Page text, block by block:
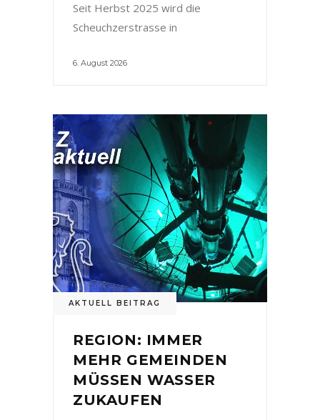
Seit Herbst 2025 wird die
Scheuchzerstrasse in
6. August 2026
AKTUELL BEITRAG
REGION: IMMER
MEHR GEMEINDEN
MÜSSEN WASSER
ZUKAUFEN